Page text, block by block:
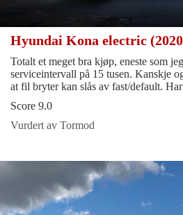
Hyundai Kona electric
Totalt et meget bra kjøp, eneste som
serviceintervall på 15 tusen. Kanskje
at fil bryter kan slås av fast/default.
Score 9.0
Vurdert av Tormod